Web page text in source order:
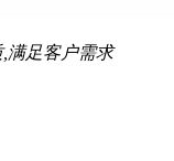
满足客户需求